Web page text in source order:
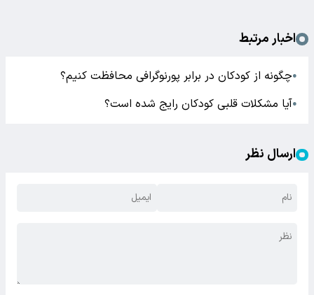
اخبار مرتبط
●چگونه از کودکان در برابر پورنوگرافی محافظت کنیم؟
●آیا مشکلات قلبی کودکان رایج شده است؟
ارسال نظر